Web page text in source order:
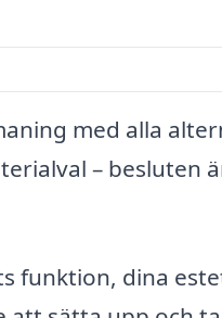
med alla
– besluten
funktion, dina